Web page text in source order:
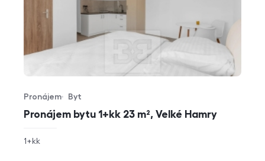
Pronájem bytu 1+kk 23 m², Velké Hamry
Typ nabídky
Pronájem
Typ nemovitosti
Byt
rozměry
1+kk